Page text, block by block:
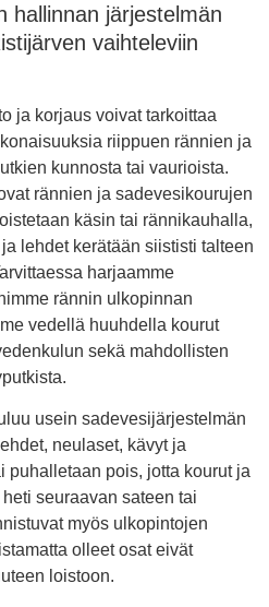
hallinnan järjestelmän
vaihteleviin
ja korjaus voivat tarkoittaa
riippuen rännien ja
kunnosta tai vaurioista.
rännien ja sadevesikourujen
käsin tai rännikauhalla,
lehdet kerätään siististi talteen
harjaamme
rännin ulkopinnan
vedellä huuhdella kourut
sekä mahdollisten
usein sadevesijärjestelmän
neulaset, kävyt ja
puhalletaan pois, jotta kourut ja
seuraavan sateen tai
myös ulkopintojen
olleet osat eivät
loistoon.